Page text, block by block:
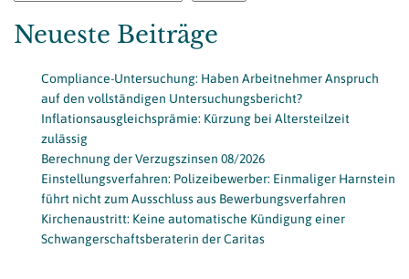
Neueste Beiträge
Compliance-Untersuchung: Haben Arbeitnehmer Anspruch
auf den vollständigen Untersuchungsbericht?
Inflationsausgleichsprämie: Kürzung bei Altersteilzeit
zulässig
Berechnung der Verzugszinsen 08/2026
Einstellungsverfahren: Polizeibewerber: Einmaliger Harnstein
führt nicht zum Ausschluss aus Bewerbungsverfahren
Kirchenaustritt: Keine automatische Kündigung einer
Schwangerschaftsberaterin der Caritas